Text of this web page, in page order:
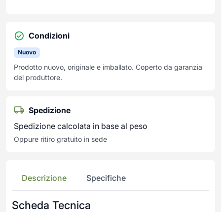
Condizioni
Nuovo
Prodotto nuovo, originale e imballato. Coperto da garanzia
del produttore.
Spedizione
Spedizione calcolata in base al peso
Oppure ritiro gratuito in sede
Descrizione Specifiche
Scheda Tecnica